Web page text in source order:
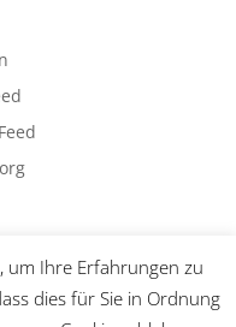
um Ihre Erfahrungen zu
dies für Sie in Ordnung